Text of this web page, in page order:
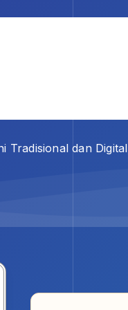
Tradisional dan Digital